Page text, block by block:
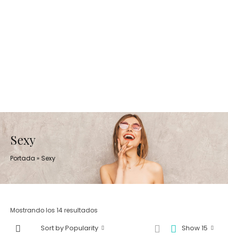
Sexy
Portada » Sexy
Mostrando los 14 resultados
Show 15
Sort by Popularity